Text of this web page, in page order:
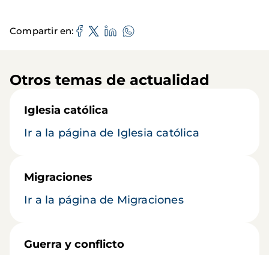
Compartir en
Otros temas de actualidad
Iglesia católica
Ir a la página de Iglesia católica
Migraciones
Ir a la página de Migraciones
Guerra y conflicto